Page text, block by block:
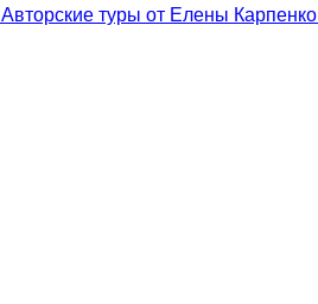
Авторские туры от Елены Карпенко